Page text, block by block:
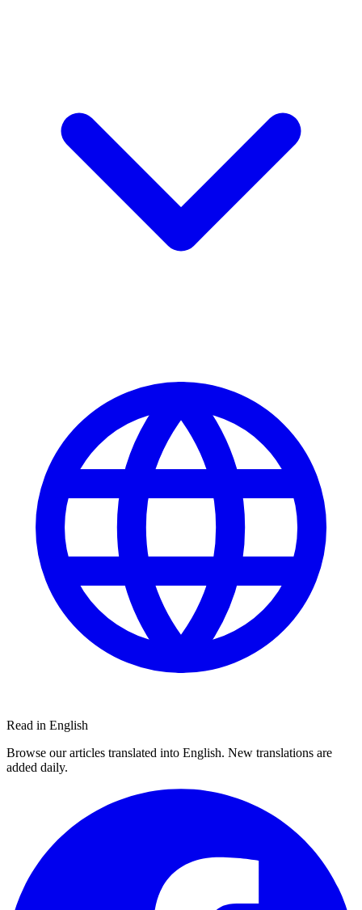
Read in English
Browse our articles translated into English. New translations are
added daily.